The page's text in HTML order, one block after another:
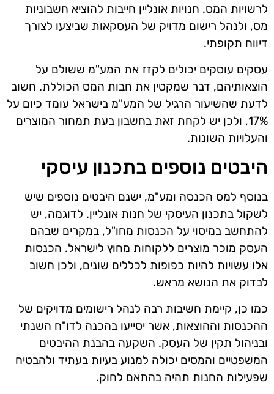
לרשויות המס. חנויות אונליין חייבות להוציא חשבוניות
מס, ולנהל רישום מדויק של העסקאות שביצעו לצורך
דיווח תקופתי.
עסקים עוסקים יכולים לקזז את המע"מ ששולם על
הוצאותיהם, דבר שמקטין את חבות המס הכוללת. חשוב
לדעת שהשיעור הרגיל של המע"מ בישראל עומד כיום על
17%, ולכן יש לקחת זאת בחשבון בעת תמחור המוצרים
והעלויות השונות.
היבטים נוספים בתכנון עיסקי
בנוסף למס הכנסה ומע"מ, ישנם היבטים נוספים שיש
לשקול בתכנון העיסקי של חנות אונליין. לדוגמה, יש
להתחשב במיסוי על הכנסות מחו"ל, במקרים שבהם
העסק מוכר מוצרים ללקוחות מחוץ לישראל. הכנסות
אלו עשויות להיות כפופות לכללים שונים, ולכן חשוב
לבדוק את הנושא מראש.
כמו כן, קיימת חשיבות רבה לנהל רישומים מדויקים של
ההכנסות וההוצאות, אשר יסייעו בהכנה לדו"ח השנתי
ובניהול תקין של העסק. השקעה בהבנת ההיבטים
המשפטיים והמסים יכולה למנוע בעיות בעתיד ולהבטיח
שפעילות החנות תהיה בהתאם לחוק.